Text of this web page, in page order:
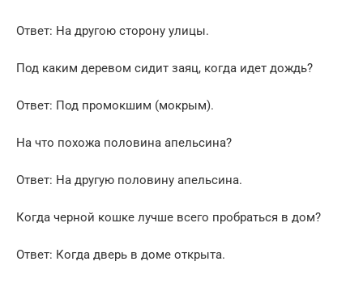
Ответ: На другою сторону улицы.
Под каким деревом сидит заяц, когда идет дождь?
Ответ: Под промокшим (мокрым).
На что похожа половина апельсина?
Ответ: На другую половину апельсина.
Когда черной кошке лучше всего пробраться в дом?
Ответ: Когда дверь в доме открыта.